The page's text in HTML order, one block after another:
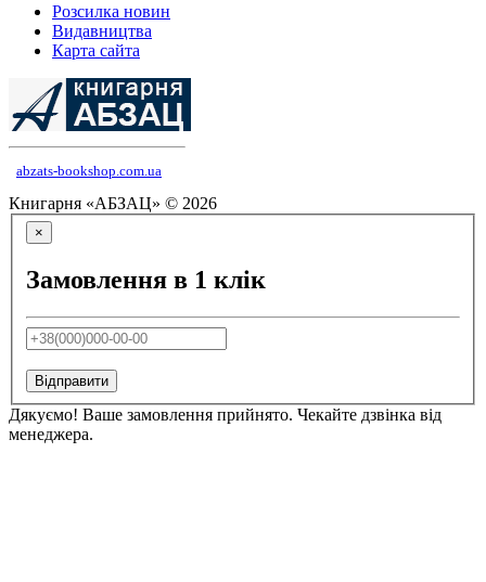
Розсилка новин
Видавництва
Карта сайта
abzats-bookshop.com.ua
Книгарня «АБЗАЦ» © 2026
×
Замовлення в 1 клік
Відправити
Дякуємо! Ваше замовлення прийнято. Чекайте дзвінка від
менеджера.